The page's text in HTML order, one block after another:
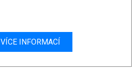
VÍCE INFORMACÍ